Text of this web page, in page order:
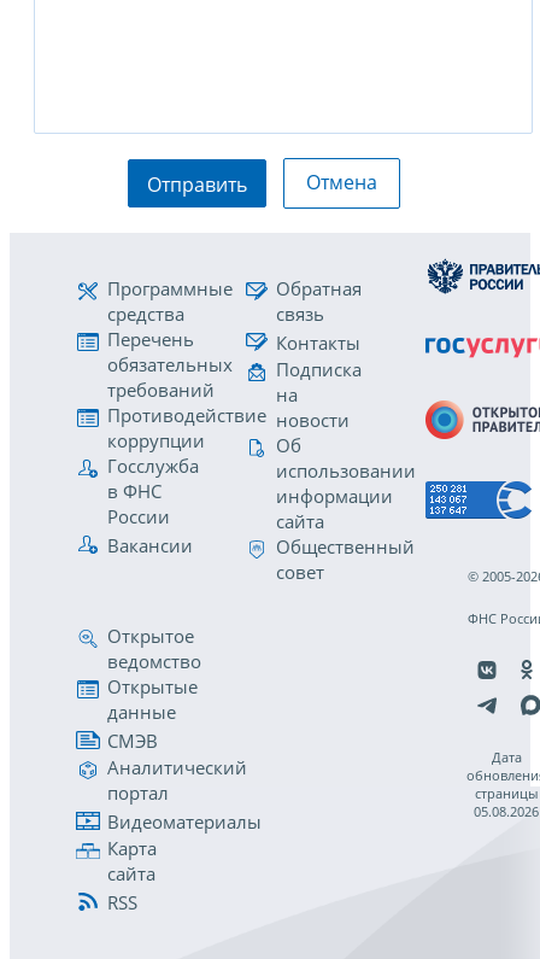
Отправить Отмена
Программные
средства
Перечень
обязательных
требований
Противодействие
коррупции
Госслужба
в ФНС
России
Вакансии
Обратная
связь
Контакты
Подписка
на
новости
Об
использовании
информации
сайта
Общественный
совет
Открытое
ведомство
Открытые
данные
СМЭВ
Аналитический
портал
Видеоматериалы
Карта
сайта
RSS
© 2005-
ФНС
Дата
страницы
05.08.2026